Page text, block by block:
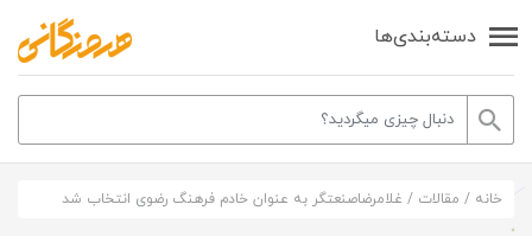
دسته‌بندی‌ها
خانه / مقالات / غلامرضاصنعتگر به عنوان خادم فرهنگ رضوی انتخاب شد